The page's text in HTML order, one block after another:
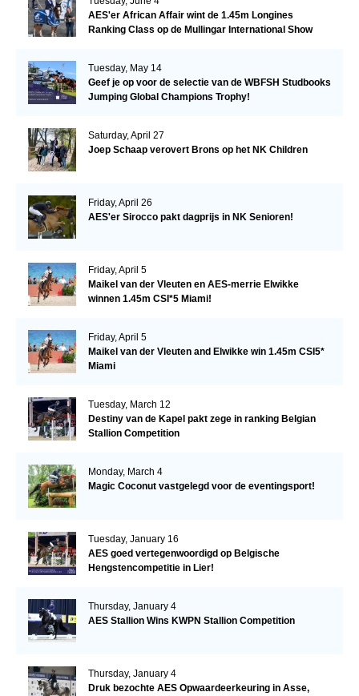
AES'er African Affair wint de 1.45m Longines
Ranking Class op de Mullingar International Show
Tuesday, May 14
Geef je op voor de selectie van de WBFSH Studbooks
Jumping Global Champions Trophy!
Saturday, April 27
Joep Schaap verovert Brons op het NK Children
Friday, April 26
AES'er Sirocco pakt dagprijs in NK Senioren!
Friday, April 5
Maikel van der Vleuten en AES-merrie Elwikke
winnen 1.45m CSI*5 Miami!
Friday, April 5
Maikel van der Vleuten and Elwikke win 1.45m CSI5*
Miami
Tuesday, March 12
Destiny van de Kapel pakt zege in ranking Belgian
Stallion Competition
Monday, March 4
Magic Coconut vastgelegd voor de eventingsport!
Tuesday, January 16
AES goed vertegenwoordigd op Belgische
Hengstencompetitie in Lier!
Thursday, January 4
AES Stallion Wins KWPN Stallion Competition
Thursday, January 4
Druk bezochte AES Opwaardeerkeuring in Asse,